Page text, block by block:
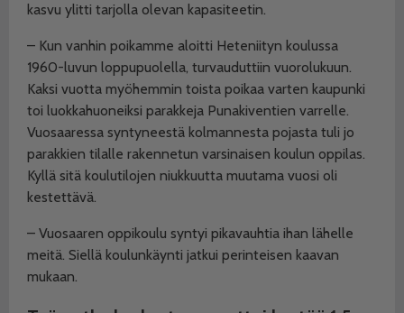
kasvu ylitti tarjolla olevan kapasiteetin.
– Kun vanhin poikamme aloitti Heteniityn koulussa
1960-luvun loppupuolella, turvauduttiin vuorolukuun.
Kaksi vuotta myöhemmin toista poikaa varten kaupunki
toi luokkahuoneiksi parakkeja Punakiventien varrelle.
Vuosaaressa syntyneestä kolmannesta pojasta tuli jo
parakkien tilalle rakennetun varsinaisen koulun oppilas.
Kyllä sitä koulutilojen niukkuutta muutama vuosi oli
kestettävä.
– Vuosaaren oppikoulu syntyi pikavauhtia ihan lähelle
meitä. Siellä koulunkäynti jatkui perinteisen kaavan
mukaan.